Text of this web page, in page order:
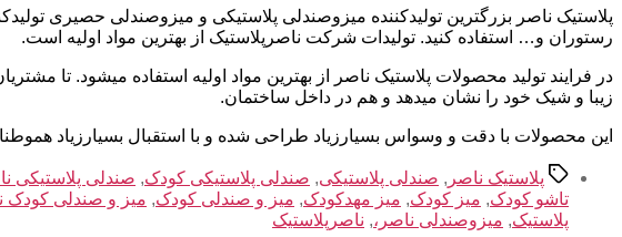
پلاستیک ناصر بزرگترین تولیدکننده میزوصندلی پلاستیکی و میزوصندلی حصیری
رستوران و… استفاده کنید. تولیدات شرکت ناصرپلاستیک از بهترین مواد اولیه است.
در فرایند تولید محصولات پلاستیک ناصر از بهترین مواد اولیه استفاده میشود. تا
زیبا و شیک خود را نشان میدهد و هم در داخل ساختمان.
این محصولات با دقت و وسواس بسیارزیاد طراحی شده و با استقبال بسیارزیاد
برچسب‌ها
پلاستیک ناصر , صندلی پلاستیکی, صندلی پلاستیکی کودک, صندلی پلاستیکی
تاشو کودک, میز کودک, میز مهدکودک, میز و صندلی کودک, میز و صندلی کودک
پلاستیک, میزوصندلی ناصر،, ناصرپلاستیک